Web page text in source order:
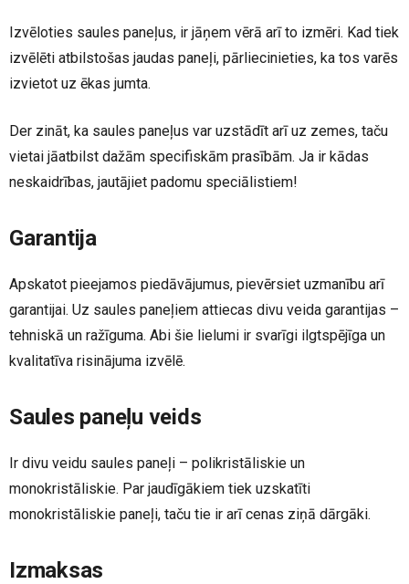
Izvēloties saules paneļus, ir jāņem vērā arī to izmēri. Kad tiek
izvēlēti atbilstošas jaudas paneļi, pārliecinieties, ka tos varēs
izvietot uz ēkas jumta.
Der zināt, ka saules paneļus var uzstādīt arī uz zemes, taču
vietai jāatbilst dažām specifiskām prasībām. Ja ir kādas
neskaidrības, jautājiet padomu speciālistiem!
Garantija
Apskatot pieejamos piedāvājumus, pievērsiet uzmanību arī
garantijai. Uz saules paneļiem attiecas divu veida garantijas –
tehniskā un ražīguma. Abi šie lielumi ir svarīgi ilgtspējīga un
kvalitatīva risinājuma izvēlē.
Saules paneļu veids
Ir divu veidu saules paneļi – polikristāliskie un
monokristāliskie. Par jaudīgākiem tiek uzskatīti
monokristāliskie paneļi, taču tie ir arī cenas ziņā dārgāki.
Izmaksas